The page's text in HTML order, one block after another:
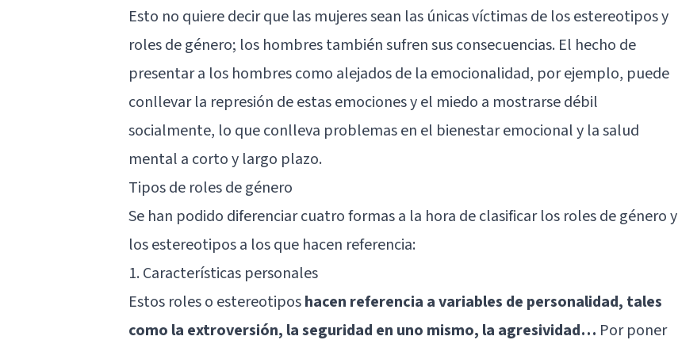
Esto no quiere decir que las mujeres sean las únicas víctimas de los estereotipos y
roles de género; los hombres también sufren sus consecuencias. El hecho de
presentar a los hombres como alejados de la emocionalidad, por ejemplo, puede
conllevar la represión de estas emociones y el miedo a mostrarse débil
socialmente, lo que conlleva problemas en el bienestar emocional y la salud
mental a corto y largo plazo.
Tipos de roles de género
Se han podido diferenciar cuatro formas a la hora de clasificar los roles de género y
los estereotipos a los que hacen referencia:
1. Características personales
Estos roles o estereotiposhacen referencia a variables de personalidad, tales
como la extroversión, la seguridad en uno mismo, la agresividad… Por poner